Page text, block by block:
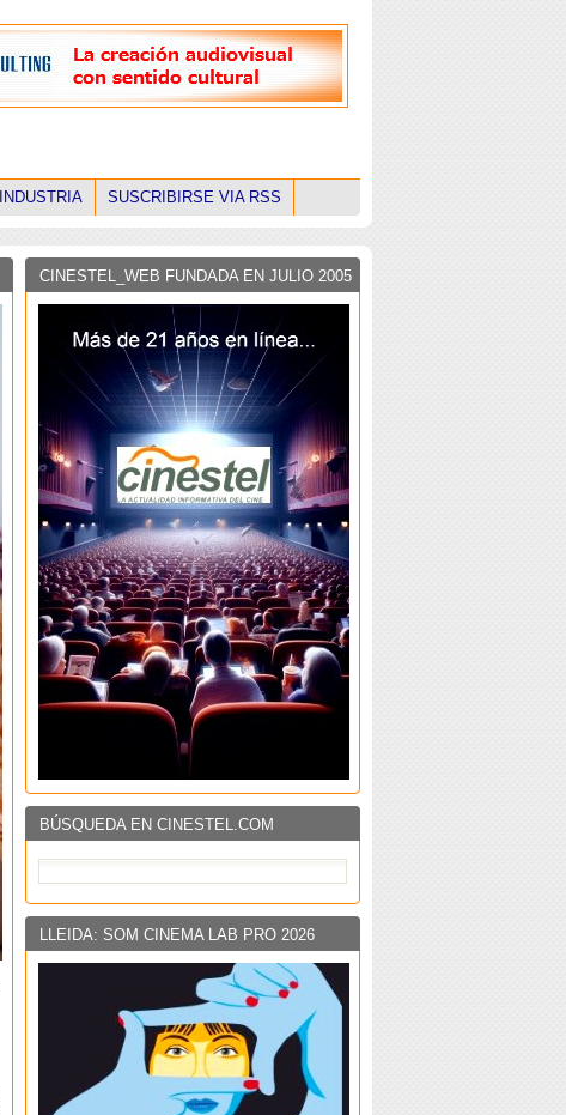
SUSCRIBIRSE VIA RSS
CINESTEL_WEB FUNDADA EN JULIO 2005
BÚSQUEDA EN CINESTEL.COM
LLEIDA: SOM CINEMA LAB PRO 2026